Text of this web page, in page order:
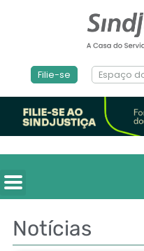
Filie-se Espaço
Notícias